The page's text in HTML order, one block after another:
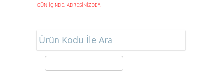
GÜN İÇİNDE, ADRESİNİZDE*.
Ürün Kodu İle Ara